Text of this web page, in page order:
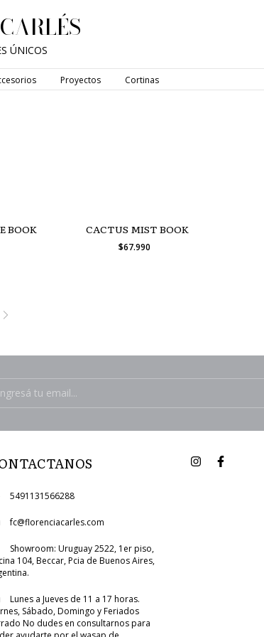
ÚNICOS
Proyectos Cortinas
BOOK CACTUS MIST BOOK
$67.990
5491131566288
fc@florenciacarles.com
Showroom: Uruguay 2522, 1er piso,
104, Beccar, Pcia de Buenos Aires,
Lunes a Jueves de 11 a 17 horas.
Sábado, Domingo y Feriados
No dudes en consultarnos para